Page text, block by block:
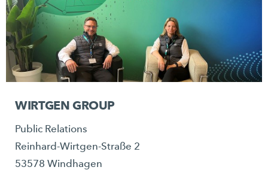
WIRTGEN GROUP
Public Relations
Reinhard-Wirtgen-Straße 2
53578 Windhagen